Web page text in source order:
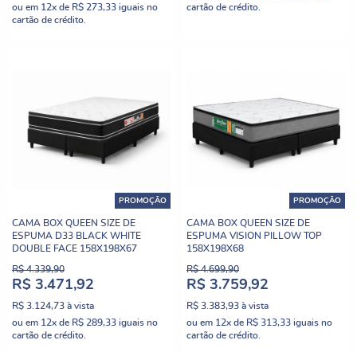
ou em 12x de R$ 273,33 iguais no
cartão de crédito.
cartão de crédito.
PROMOÇÃO
CAMA BOX QUEEN SIZE DE
ESPUMA D33 BLACK WHITE
DOUBLE FACE 158X198X67
R$ 4.339,90
R$ 3.471,92
R$ 3.124,73 à vista
ou em 12x de R$ 289,33 iguais no
cartão de crédito.
PROMOÇÃO
CAMA BOX QUEEN SIZE DE
ESPUMA VISION PILLOW TOP
158X198X68
R$ 4.699,90
R$ 3.759,92
R$ 3.383,93 à vista
ou em 12x de R$ 313,33 iguais no
cartão de crédito.